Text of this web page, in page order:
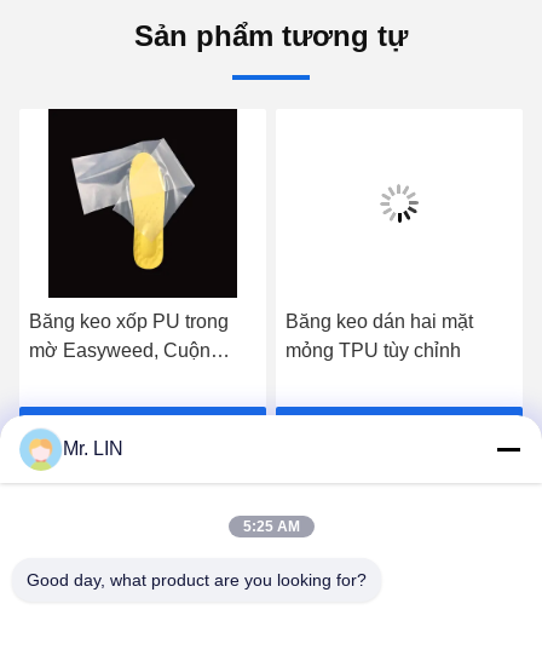
Sản phẩm tương tự
Băng keo xốp PU trong
mờ Easyweed, Cuộn
Nhận giá tốt nhất
Băng keo dán hai mặt
mỏng TPU tùy chỉnh
Mr. LIN
5:25 AM
Good day, what product are you looking for?